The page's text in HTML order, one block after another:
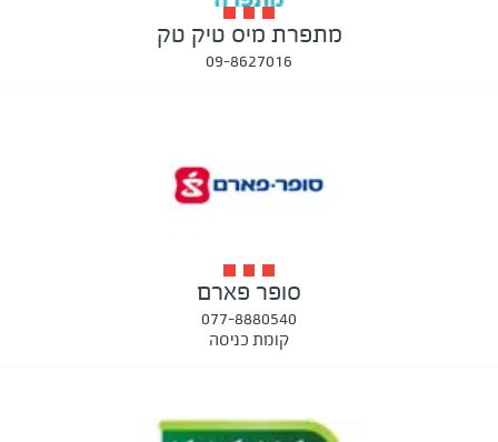
מתפרת מיס טיק טק
09-8627016
סופר פארם
077-8880540
קומת כניסה